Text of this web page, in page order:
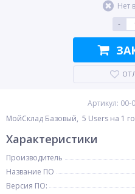
Нет
-
Артикул: 00-
МойСклад Базовый, 5 Users на 1
Характеристики
Производитель
Название ПО
Версия ПО: